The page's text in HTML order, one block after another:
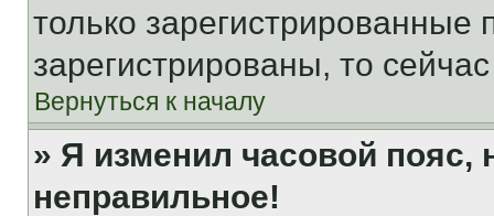
только
зарегистрированы, то
Вернуться к началу
» Я изменил часовой пояс,
неправильное!